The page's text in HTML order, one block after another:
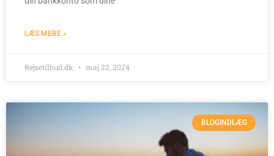
LÆS MERE »
Rejsetilbud.dk maj 22, 2024
BLOGINDLÆG